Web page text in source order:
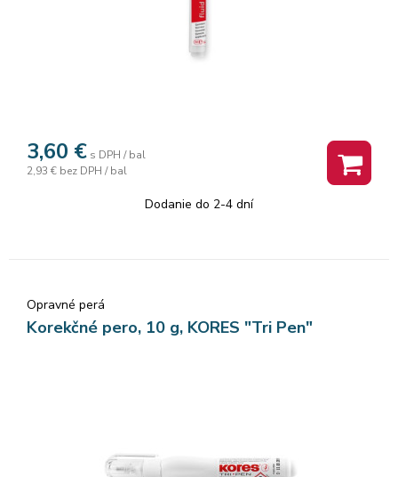
3,60 € s DPH / bal
2,93 € bez DPH / bal
Dodanie do 2-4 dní
Opravné perá
Korekčné pero, 10 g, KORES "Tri Pen"